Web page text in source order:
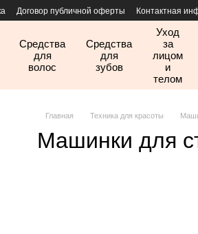
Договор публичной оферты Контактная
Средства
для
волос
Средства
для
зубов
Уход
за
лицом
и
телом
Главная Техника для красоты
Машинки для